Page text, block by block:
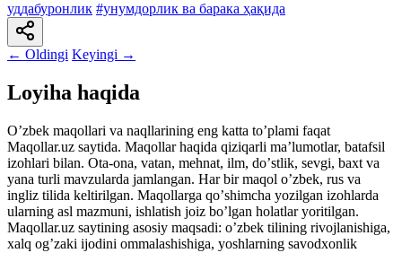
уддабуронлик #унумдорлик ва барака ҳақида
← Oldingi Keyingi →
Loyiha haqida
Oʼzbek maqollari va naqllarining eng katta toʼplami faqat
Maqollar.uz saytida. Maqollar haqida qiziqarli maʼlumotlar, batafsil
izohlari bilan. Ota-ona, vatan, mehnat, ilm, doʼstlik, sevgi, baxt va
yana turli mavzularda jamlangan. Har bir maqol oʼzbek, rus va
ingliz tilida keltirilgan. Maqollarga qoʼshimcha yozilgan izohlarda
ularning asl mazmuni, ishlatish joiz boʼlgan holatlar yoritilgan.
Maqollar.uz saytining asosiy maqsadi: oʼzbek tilining rivojlanishiga,
xalq ogʼzaki ijodini ommalashishiga, yoshlarning savodxonlik